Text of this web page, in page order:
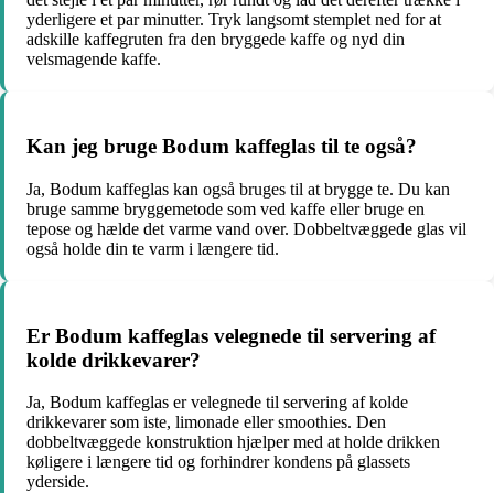
yderligere et par minutter. Tryk langsomt stemplet ned for at
adskille kaffegruten fra den bryggede kaffe og nyd din
velsmagende kaffe.
Kan jeg bruge Bodum kaffeglas til te også?
Ja, Bodum kaffeglas kan også bruges til at brygge te. Du kan
bruge samme bryggemetode som ved kaffe eller bruge en
tepose og hælde det varme vand over. Dobbeltvæggede glas vil
også holde din te varm i længere tid.
Er Bodum kaffeglas velegnede til servering af
kolde drikkevarer?
Ja, Bodum kaffeglas er velegnede til servering af kolde
drikkevarer som iste, limonade eller smoothies. Den
dobbeltvæggede konstruktion hjælper med at holde drikken
køligere i længere tid og forhindrer kondens på glassets
yderside.